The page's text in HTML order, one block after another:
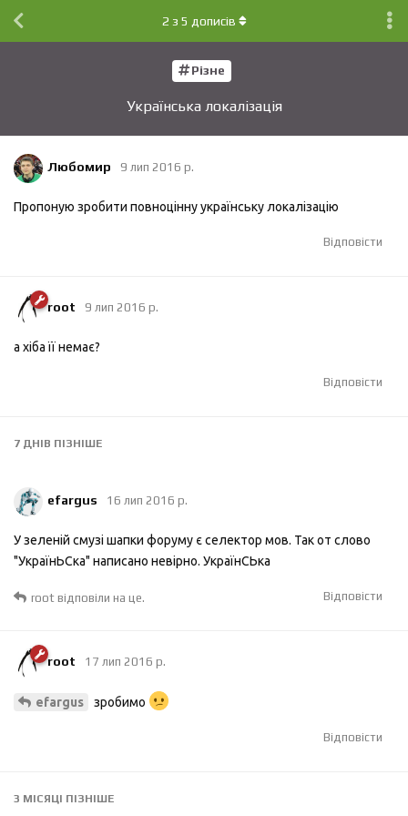
Різне
Українська локалізація
2 з 5 дописів
Любомир 9 лип 2016 р.
Пропоную зробити повноцінну українську локалізацію
Відповісти
root 9 лип 2016 р.
а хіба її немає?
Відповісти
7 ДНІВ ПІЗНІШЕ
efargus 16 лип 2016 р.
У зеленій смузі шапки форуму є селектор мов. Так от слово
"УкраїнЬСка" написано невірно. УкраїнСЬка
Відповісти
root відповіли на це.
root 17 лип 2016 р.
efargus зробимо
Відповісти
3 МІСЯЦІ ПІЗНІШЕ